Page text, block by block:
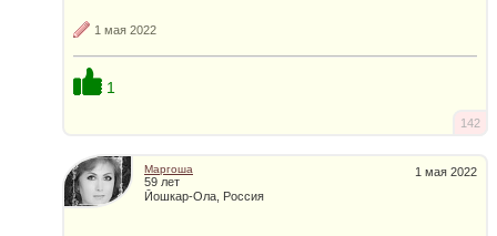
1 мая 2022
1
142
1 мая 2022
Маргоша
59 лет
Йошкар-Ола, Россия